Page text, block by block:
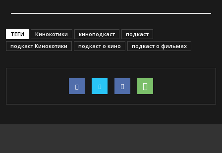
ТЕГИ Кинокотики киноподкаст
подкаст
подкаст Кинокотики
подкаст о кино подкаст о фильмах